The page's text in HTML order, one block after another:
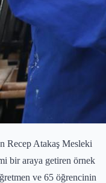
Recep Atakaş Mesleki
bir araya getiren örnek
ve 65 öğrencinin